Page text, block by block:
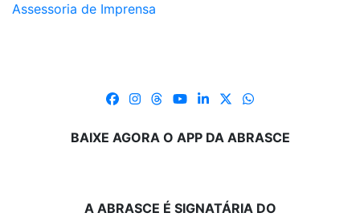
Assessoria de Imprensa
BAIXE AGORA O APP DA ABRASCE
A ABRASCE É SIGNATÁRIA DO